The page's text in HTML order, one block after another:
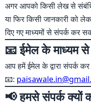
हमसे
संपर्क
करें
अगर आपको किसी लेख से
या फिर किसी जानकारी को
दिए गए माध्यमों से संपर्क कर
📧 ईमेल के माध्यम
आप हमें ईमेल के द्वारा संपर्क
📧:
📢 हमसे संपर्क क्यों